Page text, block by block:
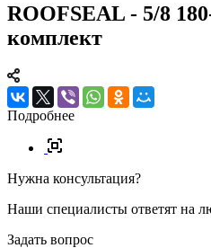
ROOFSEAL - 5/8
комплект
Подробнее
Нужна консультация?
Наши специалисты ответят на
Задать вопрос